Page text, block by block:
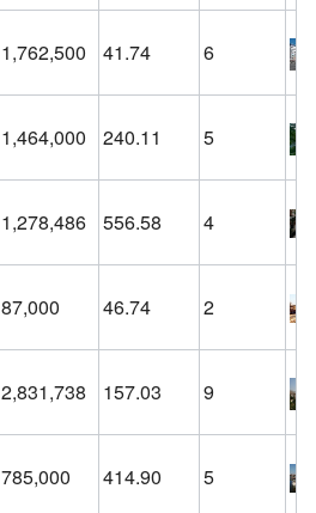
1,762,500 41.74 6
1,464,000 240.11 5
1,278,486 556.58 4
87,000 46.74 2
2,831,738 157.03 9
785,000 414.90 5